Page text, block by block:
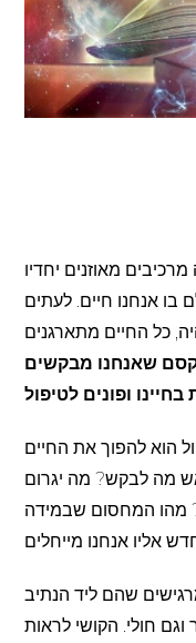
מאוזנים יחדיו
בו אנחנו חיים. לעתים
כל החיים מתארגנים
שאנחנו מבקשים
הוא להפוך את החיים
מה לבקש? מה יגרום
מהו המחסום שבמידה
שהם ליד הנתיב
חולי. הקושי לראות